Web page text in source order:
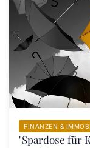
FINANZEN &
"Spardose für